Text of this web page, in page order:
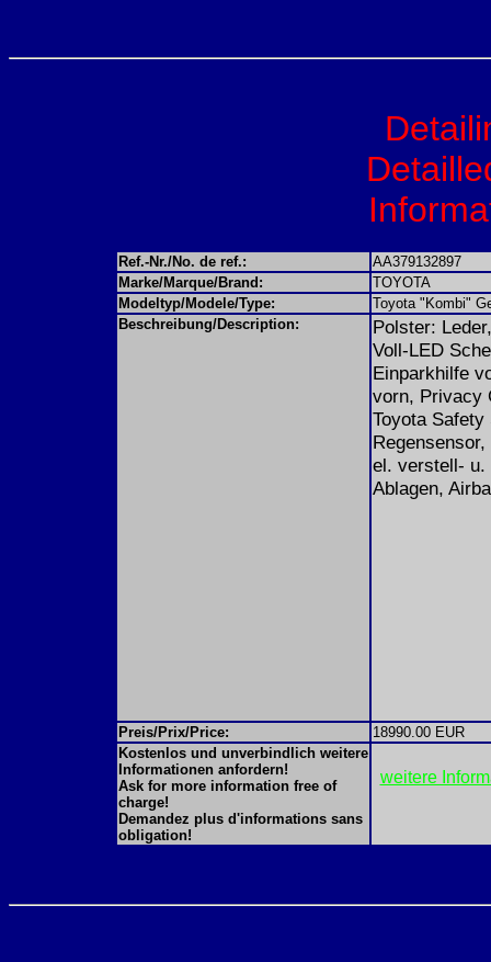
Ref.-Nr./No. de ref.:
AA379132897
Marke/Marque/Brand:
TOYOTA
Modeltyp/Modele/Type:
Toyota "Kombi"
Beschreibung/Description:
Polster:
Voll-LED
Einparkhilfe
vorn, Privacy
Toyota
el. verstell- u.
Ablagen,
Preis/Prix/Price:
18990.00 EUR
Kostenlos und unverbindlich weitere
Informationen anfordern!
Ask for more information free of
charge!
Demandez plus d'informations sans
obligation!
weitere